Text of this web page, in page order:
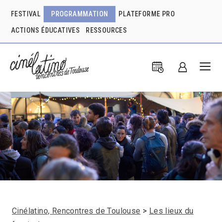
FESTIVAL PROGRAMMATION PLATEFORME PRO
ACTIONS ÉDUCATIVES RESSOURCES
Cinélatino, Rencontres de Toulouse
Les lieux du